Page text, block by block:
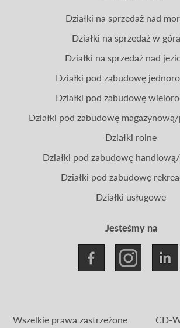
Jesteśmy na
Działki na sprzedaż nad
Działki na sprzedaż w
Działki na sprzedaż nad
Działki pod zabudowę
Działki pod zabudowę
Działki pod zabudowę
Działki rolne
Działki pod zabudowę
Działki pod zabudowę
Działki usługowe
Wszelkie prawa zastrzeżone CD-